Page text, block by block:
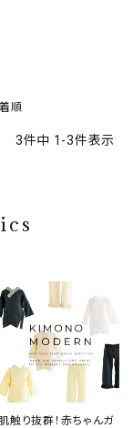
順
3件中 1 -3件表示
触り抜群！赤ちゃんガ